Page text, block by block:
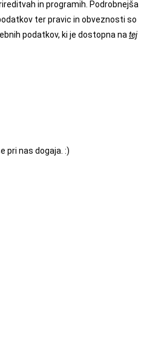
in programih. Podrobnejša
ter pravic in obveznosti so
podatkov, ki je dostopna na tej
pri nas dogaja. :)